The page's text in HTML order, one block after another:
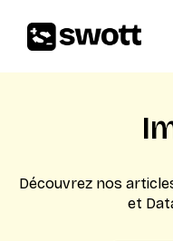
Découvrez nos
et